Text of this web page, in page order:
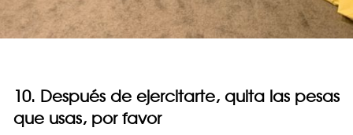
10. Después de ejercitarte, quita las pesas
que usas, por favor